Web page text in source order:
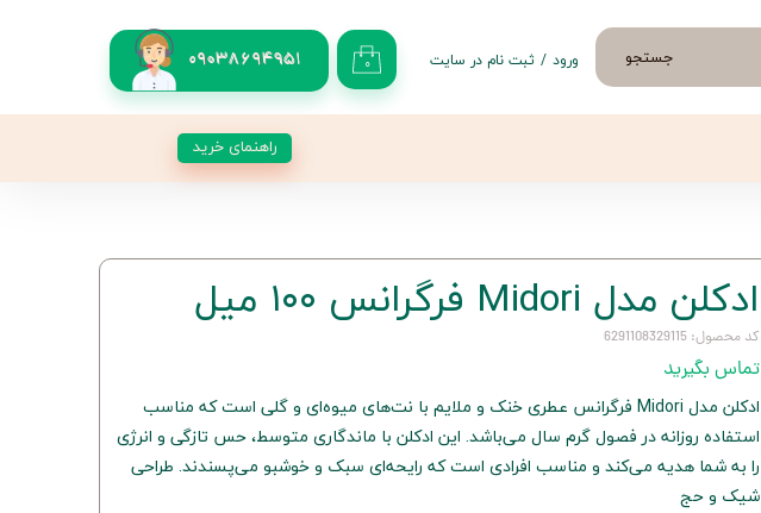
09038694951 جستجو ۰ ورود / ثبت نام در سایت
راهنمای خرید
ادکلن مدل Midori فرگرانس ۱۰۰ میل
کد محصول: 6291108329115
تماس بگیرید
ادکلن مدل Midori فرگرانس عطری خنک و ملایم با نت‌های میوه‌ای و گلی است که مناسب
استفاده روزانه در فصول گرم سال می‌باشد. این ادکلن با ماندگاری متوسط، حس تازگی و انرژی
را به شما هدیه می‌کند و مناسب افرادی است که رایحه‌ای سبک و خوشبو می‌پسندند. طراحی
شیک و حج